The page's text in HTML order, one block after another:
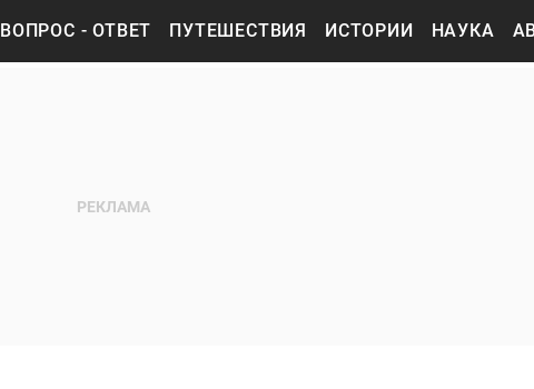
ВОПРОС - ОТВЕТ ПУТЕШЕСТВИЯ ИСТОРИИ НАУКА